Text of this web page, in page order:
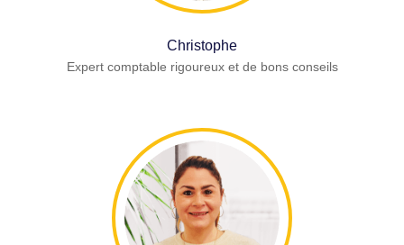
Christophe
Expert comptable rigoureux et de bons conseils